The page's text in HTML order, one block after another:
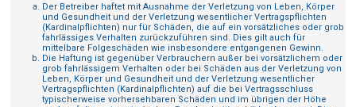
Der Betreiber haftet mit Ausnahme der Verletzung von Leben, Körper
und Gesundheit und der Verletzung wesentlicher Vertragspflichten
(Kardinalpflichten) nur für Schäden, die auf ein vorsätzliches oder grob
fahrlässiges Verhalten zurückzuführen sind. Dies gilt auch für
mittelbare Folgeschäden wie insbesondere entgangenen Gewinn.
Die Haftung ist gegenüber Verbrauchern außer bei vorsätzlichem oder
grob fahrlässigem Verhalten oder bei Schäden aus der Verletzung von
Leben, Körper und Gesundheit und der Verletzung wesentlicher
Vertragspflichten (Kardinalpflichten) auf die bei Vertragsschluss
typischerweise vorhersehbaren Schäden und im übrigen der Höhe